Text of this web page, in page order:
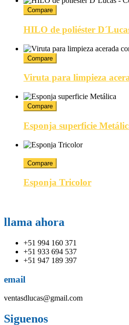
Compare
HILO de poliéster
Compare
Viruta para limpieza
Compare
Esponja superficie
Compare
Esponja Tricolor
llama ahora
+51 994 160 371
+51 933 694 537
+51 947 189 397
email
ventasdlucas@gmail.com
Siguenos